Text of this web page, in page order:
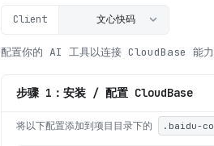
Client 文心快码
配置你的 AI 工具以连接 CloudBase 能力
步骤 1：安装 / 配置 CloudBase
将以下配置添加到项目目录下的 .baidu-